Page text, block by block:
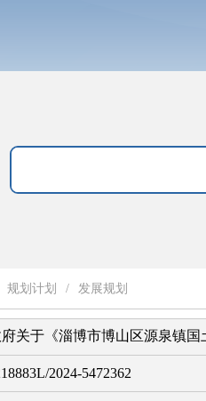
规划计划 / 发展规划
关于《淄博市博山区源泉镇
2024-5472362